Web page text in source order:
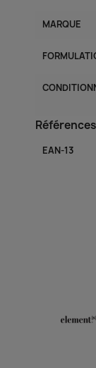
MARQUE
EAN-13